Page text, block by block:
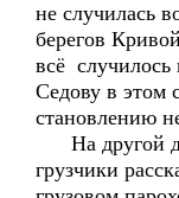
не случилась
берегов
всё случилось
Седову в этом
становлению
На другой
грузчики